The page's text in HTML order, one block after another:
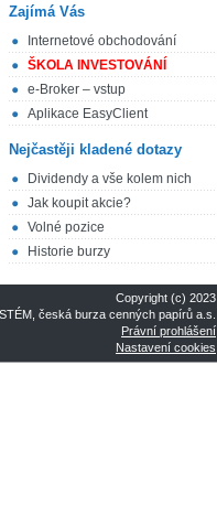
Zajímá Vás
Internetové obchodování
ŠKOLA INVESTOVÁNÍ
e-Broker – vstup
Aplikace EasyClient
Nejčastěji kladené dotazy
Dividendy a vše kolem nich
Jak koupit akcie?
Volné pozice
Historie burzy
Copyright (c) 2023
česká burza cenných papírů a.s.
Právní prohlášení
Nastavení cookies